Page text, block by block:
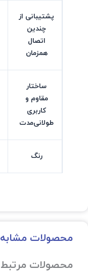
پشتیبانی از
چندین
اتصال
همزمان
ساختار
مقاوم و
کاربری
طولانی‌مدت
رنگ
محصولات مشابه
محصولات مرتبط